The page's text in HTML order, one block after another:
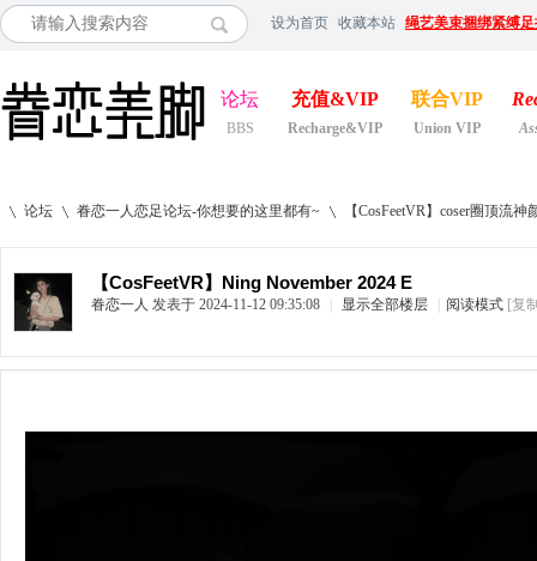
设为首页 收藏本站 绳艺美束捆绑紧缚
论坛
BBS
充值&VIP
Recharge&VIP
联合VIP
Union VIP
论坛
›
眷恋一人恋足论坛-你想要的这里都有~ 【CosFeetVR】coser圈顶流
【CosFeetVR】Ning November 2024 E
眷恋一人 发表于 2024-11-12 09:35:08 显示全部楼层 阅读模式 [复